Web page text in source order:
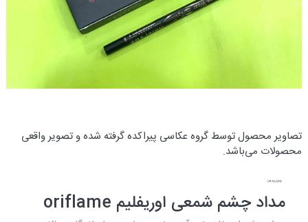
تصاویر محصول توسط گروه عکاسی پیراکده گرفته شده و تصویر واقعی
محصولات می‌باشد.
مداد چشم شمعی اوریفلیم oriflame